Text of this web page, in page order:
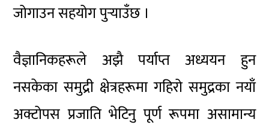
जोगाउन सहयोग पुर्‍याउँछ ।
वैज्ञानिकहरूले अझै पर्याप्त अध्ययन हुन
नसकेका समुद्री क्षेत्रहरूमा गहिरो समुद्रका नयाँ
अक्टोपस प्रजाति भेटिनु पूर्ण रूपमा असामान्य